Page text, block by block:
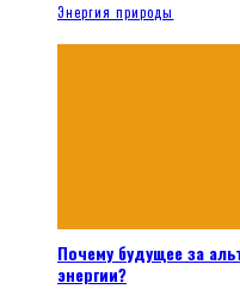
Энергия природы
Почему будущее за
энергии?